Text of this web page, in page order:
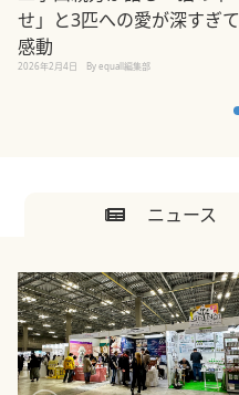
せ」と3匹への愛が深すぎて
感動
2026年2月4日 By equall編集部
ニュース